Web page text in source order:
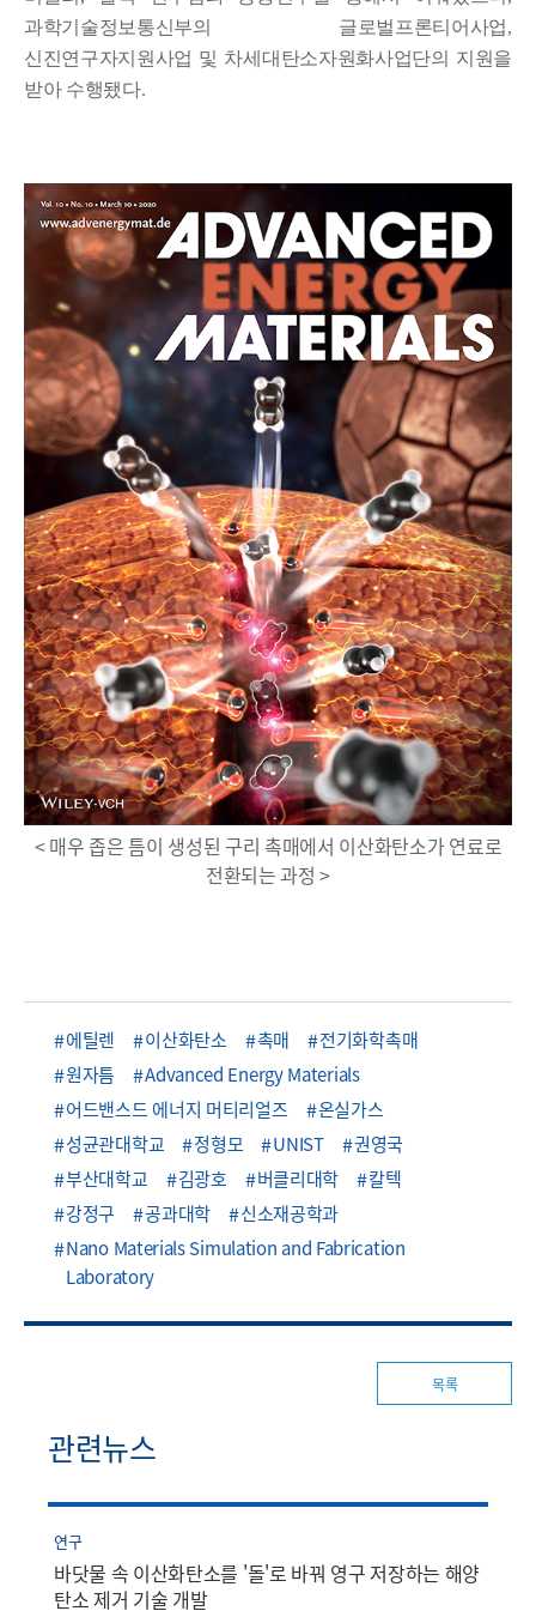
과학기술정보통신부의 글로벌프론티어사업,
신진연구자지원사업 및 차세대탄소자원화사업단의 지원을
받아 수행됐다.
< 매우 좁은 틈이 생성된 구리 촉매에서 이산화탄소가 연료로
전환되는 과정 >
에틸렌 이산화탄소 촉매
전기화학촉매
원자틈
Advanced Energy Materials
어드밴스드 에너지 머티리얼즈
온실가스
성균관대학교
정형모 UNIST
권영국
부산대학교
김광호 버클리대학
칼텍
강정구
공과대학
신소재공학과
Nano Materials Simulation and Fabrication
Laboratory
목록
관련뉴스
연구
바닷물 속 이산화탄소를 '돌'로 바꿔 영구 저장하는 해양
탄소 제거 기술 개발